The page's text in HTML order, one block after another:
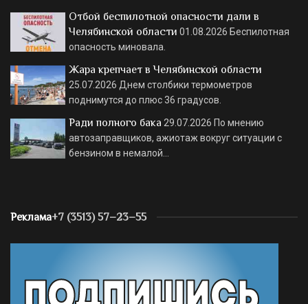
Отбой беспилотной опасности дали в
Челябинской области 01.08.2026 Беспилотная
опасность миновала.
Жара крепчает в Челябинской области
25.07.2026 Днем столбики термометров
поднимутся до плюс 36 градусов.
Ради полного бака 29.07.2026 По мнению
автозаправщиков, ажиотаж вокруг ситуации с
бензином в немалой…
Реклама+7 (3513) 57–23–55